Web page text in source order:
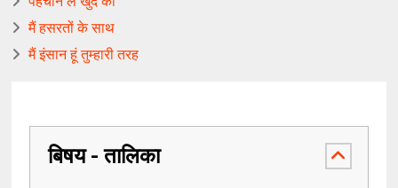
मैं हसरतों के साथ
मैं इंसान हूं तुम्हारी तरह
बिषय - तालिका